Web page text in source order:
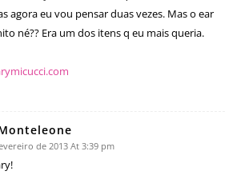
agora eu vou pensar duas vezes. Mas o ear
né?? Era um dos itens q eu mais queria.
de 2013 At 3:39 pm